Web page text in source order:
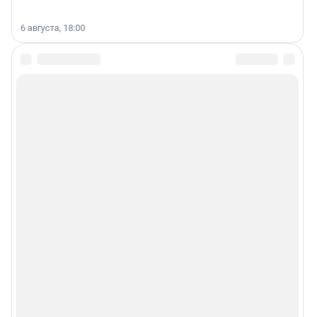
6 августа, 18:00